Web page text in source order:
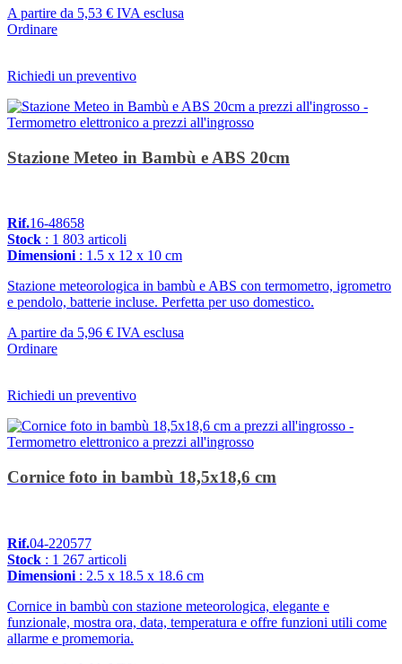
A partire da 5,53 € IVA esclusa
Ordinare
Richiedi un preventivo
Stazione Meteo in Bambù e ABS 20cm
Rif.16-48658
Stock : 1 803 articoli
Dimensioni : 1.5 x 12 x 10 cm
Stazione meteorologica in bambù e ABS con termometro, igrometro
e pendolo, batterie incluse. Perfetta per uso domestico.
A partire da 5,96 € IVA esclusa
Ordinare
Richiedi un preventivo
Cornice foto in bambù 18,5x18,6 cm
Rif.04-220577
Stock : 1 267 articoli
Dimensioni : 2.5 x 18.5 x 18.6 cm
Cornice in bambù con stazione meteorologica, elegante e
funzionale, mostra ora, data, temperatura e offre funzioni utili come
allarme e promemoria.